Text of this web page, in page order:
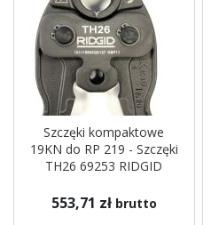
Szczęki kompaktowe
19KN do RP 219 - Szczęki
TH26 69253 RIDGID
553,71 zł brutto